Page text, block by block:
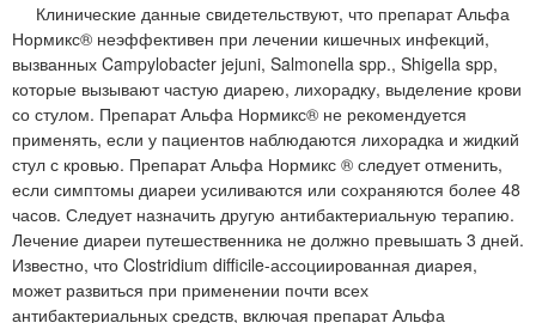
Клинические данные свидетельствуют, что препарат Альфа
Нормикс® неэффективен при лечении кишечных инфекций,
вызванных Campylobacter jejuni, Salmonella spp., Shigella spp,
которые вызывают частую диарею, лихорадку, выделение крови
со стулом. Препарат Альфа Нормикс® не рекомендуется
применять, если у пациентов наблюдаются лихорадка и жидкий
стул с кровью. Препарат Альфа Нормикс ® следует отменить,
если симптомы диареи усиливаются или сохраняются более 48
часов. Следует назначить другую антибактериальную терапию.
Лечение диареи путешественника не должно превышать 3 дней.
Известно, что Clostridium difficile-ассоциированная диарея,
может развиться при применении почти всех
антибактериальных средств, включая препарат Альфа